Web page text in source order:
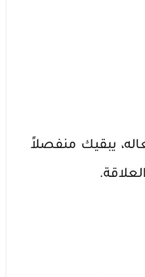
يبقيك منفصلاً